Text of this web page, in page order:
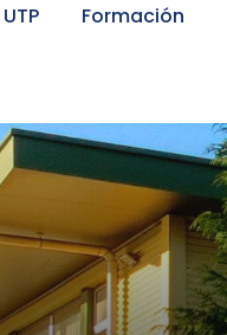
UTP Formación